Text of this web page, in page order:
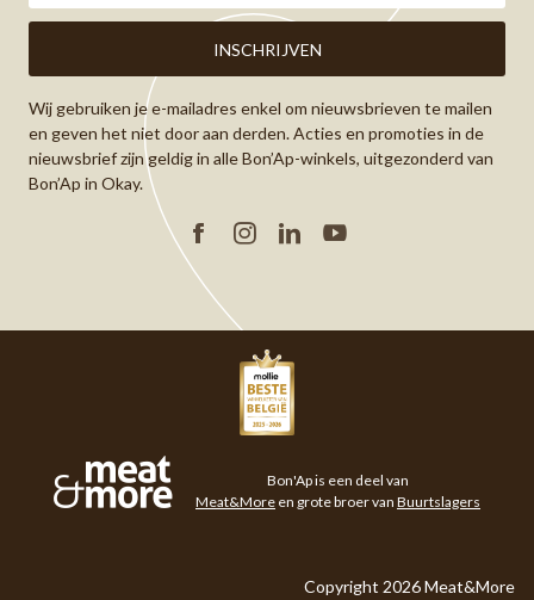
Wij gebruiken je e-mailadres enkel om nieuwsbrieven te mailen
en geven het niet door aan derden. Acties en promoties in de
nieuwsbrief zijn geldig in alle Bon’Ap-winkels, uitgezonderd van
Bon’Ap in Okay.
FacebookInstagram
Linkedin
Bon'Ap is een deel van
Meat&More en grote broer van Buurtslagers
Copyright 2026 Meat&More